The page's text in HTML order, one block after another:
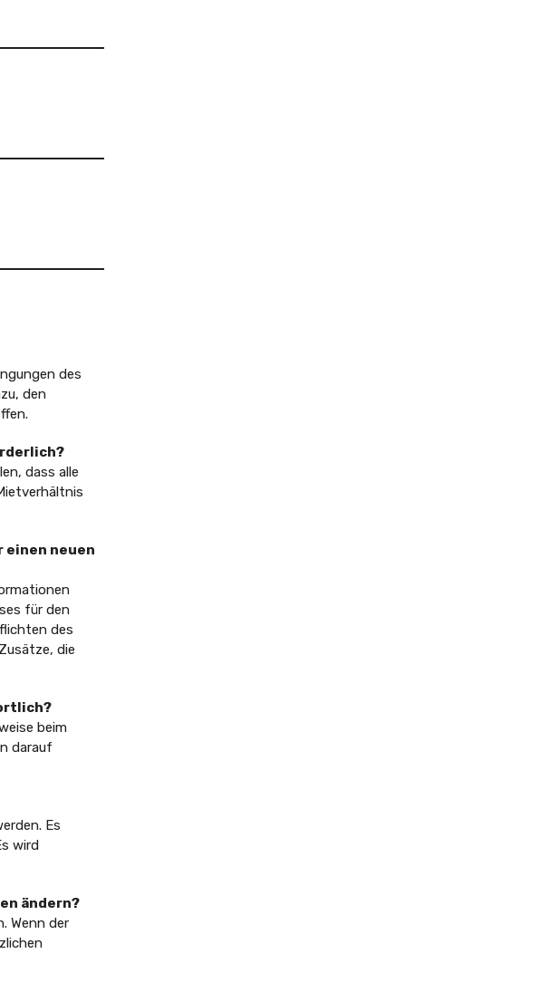
des
den
dass alle
einen neuen
für den
des
die
beim
darauf
Es
wird
ändern?
Wenn der